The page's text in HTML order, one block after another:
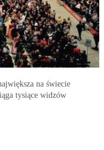
na świecie
tysiące widzów